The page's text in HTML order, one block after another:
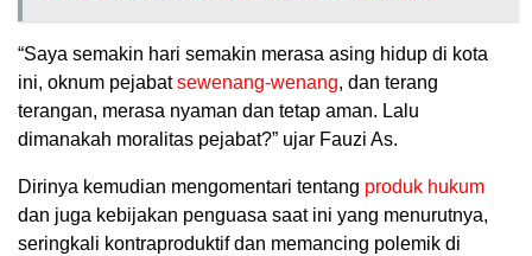
“Saya semakin hari semakin merasa asing hidup di kota
ini, oknum pejabatsewenang-wenang, dan terang
terangan, merasa nyaman dan tetap aman. Lalu
dimanakah moralitas pejabat?” ujar Fauzi As.
Dirinya kemudian mengomentari tentang produk hukum
dan juga kebijakan penguasa saat ini yang menurutnya,
seringkali kontraproduktif dan memancing polemik di